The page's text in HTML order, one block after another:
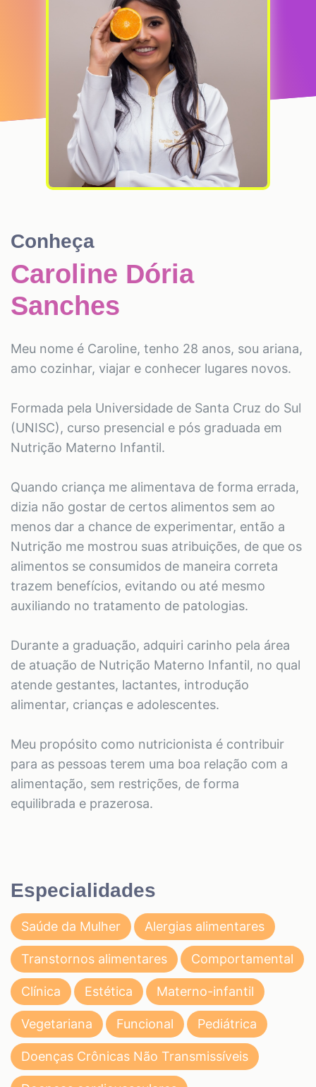
Conheça
Caroline Dória
Sanches
Meu nome é Caroline, tenho 28 anos, sou ariana,
amo cozinhar, viajar e conhecer lugares novos.
Formada pela Universidade de Santa Cruz do Sul
(UNISC), curso presencial e pós graduada em
Nutrição Materno Infantil.
Quando criança me alimentava de forma errada,
dizia não gostar de certos alimentos sem ao
menos dar a chance de experimentar, então a
Nutrição me mostrou suas atribuições, de que os
alimentos se consumidos de maneira correta
trazem benefícios, evitando ou até mesmo
auxiliando no tratamento de patologias.
Durante a graduação, adquiri carinho pela área
de atuação de Nutrição Materno Infantil, no qual
atende gestantes, lactantes, introdução
alimentar, crianças e adolescentes.
Meu propósito como nutricionista é contribuir
para as pessoas terem uma boa relação com a
alimentação, sem restrições, de forma
equilibrada e prazerosa.
Especialidades
Saúde da Mulher Alergias alimentares
Transtornos alimentares Comportamental
Clínica Estética Materno-infantil
Vegetariana Funcional Pediátrica
Doenças Crônicas Não Transmissíveis